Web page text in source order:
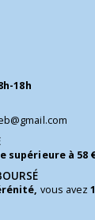
18h
supérieure à 58
vous avez